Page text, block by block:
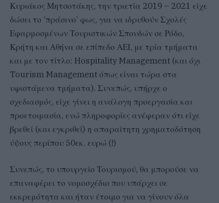
Κυριάκος Μητσοτάκης, την τριετία 2019 – 2021 είχε
δώσει το ‘πράσινο’ φως, για να ιδρυθούν Σχολές
Εφαρμοσμένων Τουριστικών Σπουδών σε Ρόδο,
Κρήτη και Αθήνα σε επίπεδο ΑΕΙ, με τρία τμήματα
και με τον τίτλο: Hospitality Management (και όχι
Tourism Management όπως είναι τώρα στα
υφιστάμενα τμήματα). Συνεπώς, υπήρχε ο
σχεδιασμός, είχε γίνει η ανάλογη προεργασία και
προετοιμασία, ενώ πληροφορίες ανέφεραν ότι είχε
βρεθεί (και εγκριθεί) η απαραίτητη χρηματοδότηση
ύψους περίπου 50εκ. ευρώ (!)
Συνεπώς, το υπουργείο Τουρισμού, θα μπορούσε να
επαναφέρει το νομοσχέδιο που υπάρχει σε
εκκρεμότητα και ήταν έτοιμο για να γίνουν όλα